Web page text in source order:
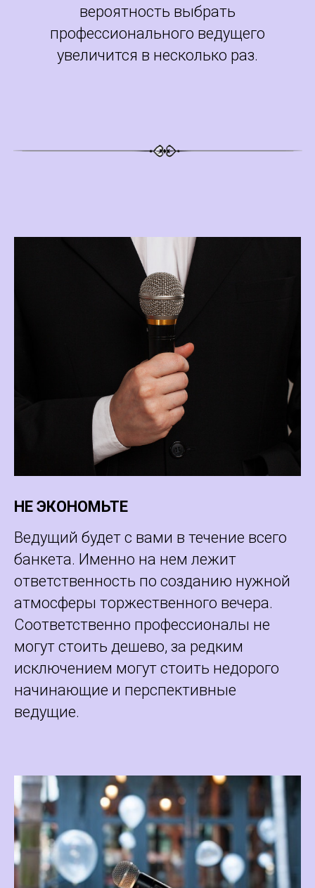
вероятность выбрать
профессионального ведущего
увеличится в несколько раз.
НЕ ЭКОНОМЬТЕ
Ведущий будет с вами в течение всего
банкета. Именно на нем лежит
ответственность по созданию нужной
атмосферы торжественного вечера.
Соответственно профессионалы не
могут стоить дешево, за редким
исключением могут стоить недорого
начинающие и перспективные
ведущие.